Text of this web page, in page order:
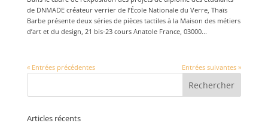
de DNMADE créateur verrier de l’École Nationale du Verre, Thaïs
Barbe présente deux séries de pièces tactiles à la Maison des métiers
d’art et du design, 21 bis-23 cours Anatole France, 03000...
« Entrées précédentes Entrées suivantes »
Articles récents